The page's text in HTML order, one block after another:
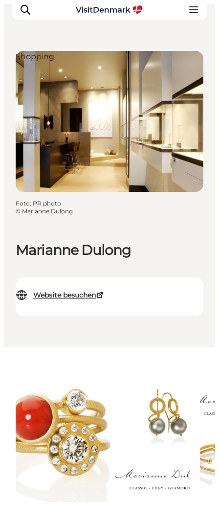
Inspiration
Regionen
Erlebnisse
Unterkünfte
Reiseplanung
Marianne Dulong
Website besuchen
Shopping
Foto: PR photo
© Marianne Dulong